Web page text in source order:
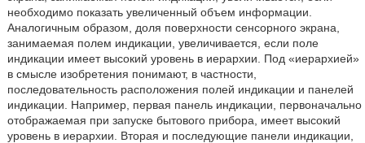
необходимо показать увеличенный объем информации.
Аналогичным образом, доля поверхности сенсорного экрана,
занимаемая полем индикации, увеличивается, если поле
индикации имеет высокий уровень в иерархии. Под «иерархией»
в смысле изобретения понимают, в частности,
последовательность расположения полей индикации и панелей
индикации. Например, первая панель индикации, первоначально
отображаемая при запуске бытового прибора, имеет высокий
уровень в иерархии. Вторая и последующие панели индикации,